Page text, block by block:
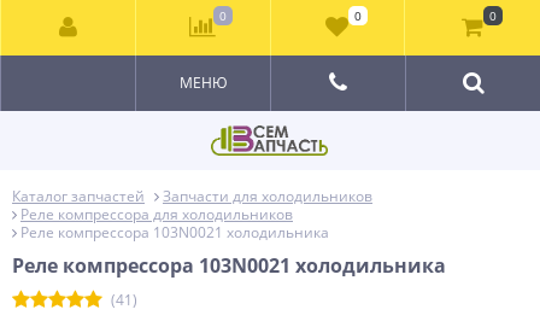
МЕНЮ
Каталог запчастей
Запчасти для холодильников
Реле компрессора для холодильников
Реле компрессора 103N0021 холодильника
Реле компрессора 103N0021 холодильника
(41)
0 0 0